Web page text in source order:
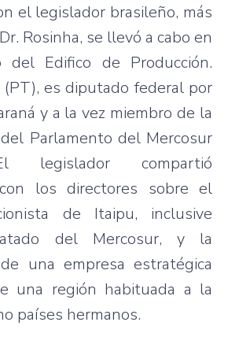
el legislador brasileño, más
Rosinha, se llevó a cabo en
Edifico de Producción.
(PT), es diputado federal por
y a la vez miembro de la
Parlamento del Mercosur
legislador compartió
con los directores sobre el
de Itaipu, inclusive
del Mercosur, y la
una empresa estratégica
una región habituada a la
países hermanos.